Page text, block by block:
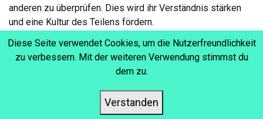
anderen zu überprüfen. Dies wird ihr Verständnis stärken
und eine Kultur des Teilens fördern.
Denken Sie auch darüber nach, welche Schüler in Online-
Umgebungen gute Leistungen erbringen, und lassen Sie sie
an diesen Fähigkeiten und Verhaltensweisen arbeiten.
Diese Seite verwendet Cookies, um die Nutzerfreundlichkeit
zu verbessern. Mit der weiteren Verwendung stimmst du
dem zu.
Verstanden